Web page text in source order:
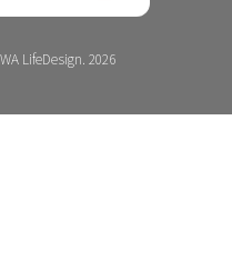
LifeDesign. 2026